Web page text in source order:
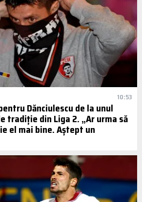
10:53
Dănciulescu de la unul
tradiție din Liga 2. „Ar urma să
el mai bine. Aștept un